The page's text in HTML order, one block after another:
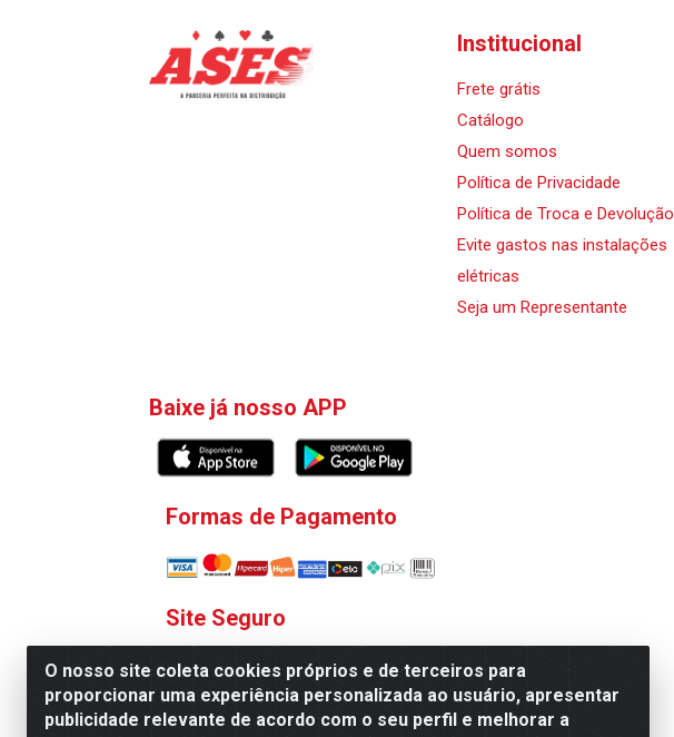
O nosso site coleta cookies próprios e de terceiros para
proporcionar uma experiência personalizada ao usuário, apresentar
publicidade relevante de acordo com o seu perfil e melhorar a
Institucional
Frete grátis
Catálogo
Quem somos
Política de Privacidade
Política de Troca e Devolução
Evite gastos nas instalações
elétricas
Seja um Representante
Baixe já nosso APP
Formas de Pagamento
Site Seguro